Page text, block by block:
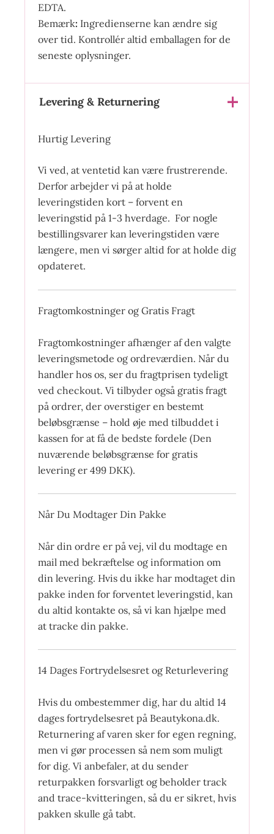
EDTA.
Bemærk: Ingredienserne kan ændre sig
over tid. Kontrollér altid emballagen for de
seneste oplysninger.
Levering & Returnering
Hurtig Levering
Vi ved, at ventetid kan være frustrerende.
Derfor arbejder vi på at holde
leveringstiden kort – forvent en
leveringstid på 1-3 hverdage. For nogle
bestillingsvarer kan leveringstiden være
længere, men vi sørger altid for at holde dig
opdateret.
Fragtomkostninger og Gratis Fragt
Fragtomkostninger afhænger af den valgte
leveringsmetode og ordreværdien. Når du
handler hos os, ser du fragtprisen tydeligt
ved checkout. Vi tilbyder også gratis fragt
på ordrer, der overstiger en bestemt
beløbsgrænse – hold øje med tilbuddet i
kassen for at få de bedste fordele (Den
nuværende beløbsgrænse for gratis
levering er 499 DKK).
Når Du Modtager Din Pakke
Når din ordre er på vej, vil du modtage en
mail med bekræftelse og information om
din levering. Hvis du ikke har modtaget din
pakke inden for forventet leveringstid, kan
du altid kontakte os, så vi kan hjælpe med
at tracke din pakke.
14 Dages Fortrydelsesret og Returlevering
Hvis du ombestemmer dig, har du altid 14
dages fortrydelsesret på Beautykona.dk.
Returnering af varen sker for egen regning,
men vi gør processen så nem som muligt
for dig. Vi anbefaler, at du sender
returpakken forsvarligt og beholder track
and trace-kvitteringen, så du er sikret, hvis
pakken skulle gå tabt.